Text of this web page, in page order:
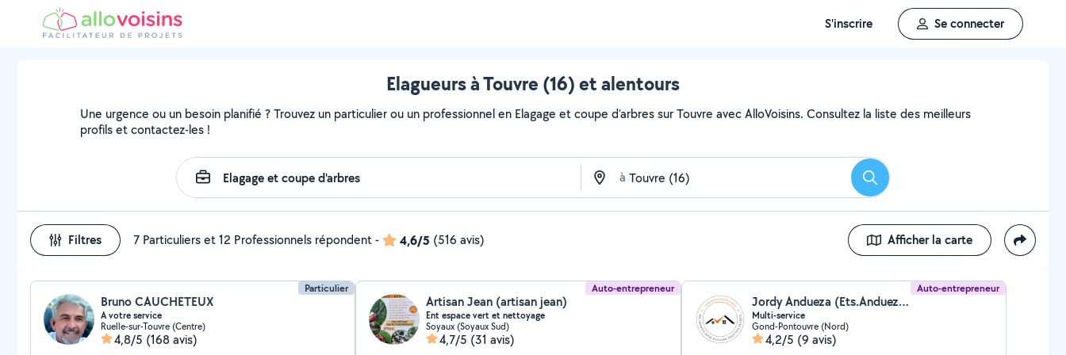
S'inscrire Se connecter
Elagueurs à Touvre (16) et alentours
Une urgence ou un besoin planifié ? Trouvez un particulier ou un professionnel en Elagage et coupe d'arbres sur Touvre avec AlloVoisins. Consultez la liste des meilleurs
profils et contactez-les !
à Rechercher
Filtres 7 Particuliers et 12 Professionnels répondent- 4,6/5 (516 avis) Afficher la carte
Particulier
Bruno CAUCHETEUX
A votre service
Ruelle-sur-Touvre (Centre)
4,8/5 (168 avis)
Auto-entrepreneur
Artisan Jean (artisan jean)
Ent espace vert et nettoyage
Soyaux (Soyaux Sud)
4,7/5 (31 avis)
Auto-entrepreneur
Jordy Andueza (Ets.Andueza multi-service)
Multi-service
Gond-Pontouvre (Nord)
4,2/5 (9 avis)